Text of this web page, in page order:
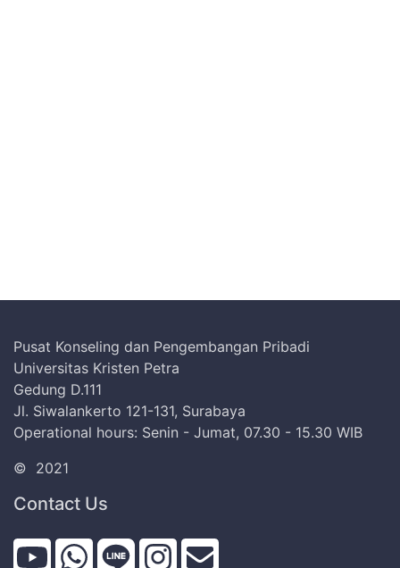
Pusat Konseling dan Pengembangan Pribadi
Universitas Kristen Petra
Gedung D.111
Jl. Siwalankerto 121-131, Surabaya
Operational hours: Senin - Jumat, 07.30 - 15.30 WIB
© 2021
Contact Us